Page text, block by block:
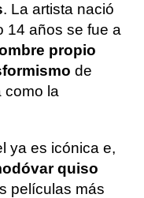
. La artista nació
14 años se fue a
propio
de
como la
ya es icónica e,
quiso
películas más